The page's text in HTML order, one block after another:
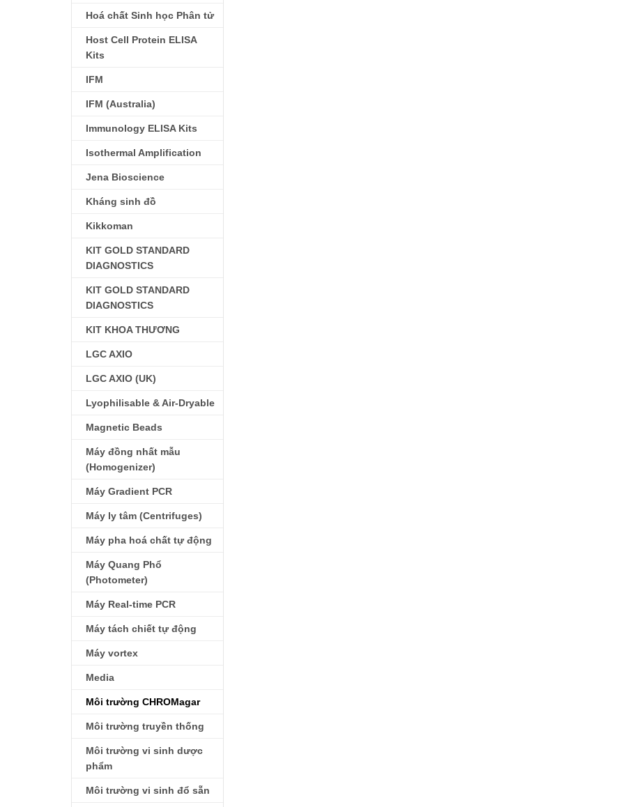
Hoá chất Sinh học Phân tử
Host Cell Protein ELISA
Kits
IFM
IFM (Australia)
Immunology ELISA Kits
Isothermal Amplification
Jena Bioscience
Kháng sinh đồ
Kikkoman
KIT GOLD STANDARD
DIAGNOSTICS
KIT GOLD STANDARD
DIAGNOSTICS
KIT KHOA THƯƠNG
LGC AXIO
LGC AXIO (UK)
Lyophilisable & Air-Dryable
Magnetic Beads
Máy đồng nhất mẫu
(Homogenizer)
Máy Gradient PCR
Máy ly tâm (Centrifuges)
Máy pha hoá chất tự động
Máy Quang Phổ
(Photometer)
Máy Real-time PCR
Máy tách chiết tự động
Máy vortex
Media
Môi trường CHROMagar
Môi trường truyền thống
Môi trường vi sinh dược
phẩm
Môi trường vi sinh đổ sẵn